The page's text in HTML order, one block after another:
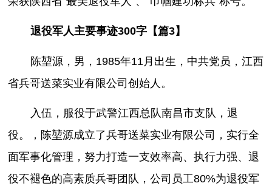
退役军人主要事迹300字【篇3】
陈堃源，男，1985年11月出生，中共党员，江西
省兵哥送菜实业有限公司创始人。
入伍，服役于武警江西总队南昌市支队，退
役。，陈堃源成立了兵哥送菜实业有限公司，实行全
面军事化管理，努力打造一支效率高、执行力强、退
役不褪色的高素质兵哥团队，公司员工80%为退役军